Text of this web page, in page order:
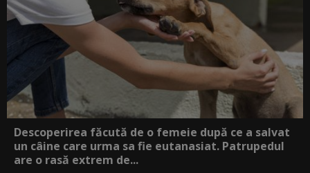
Descoperirea făcută de o femeie după ce a salvat
un câine care urma sa fie eutanasiat. Patrupedul
are o rasă extrem de...